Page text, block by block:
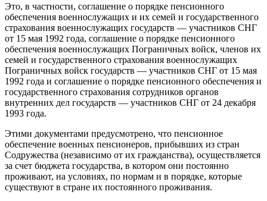
Это, в частности, соглашение о порядке пенсионного
обеспечения военнослужащих и их семей и государственного
страхования военнослужащих государств — участников СНГ
от 15 мая 1992 года, соглашение о порядке пенсионного
обеспечения военнослужащих Пограничных войск, членов их
семей и государственного страхования военнослужащих
Пограничных войск государств — участников СНГ от 15 мая
1992 года и соглашение о порядке пенсионного обеспечения и
государственного страхования сотрудников органов
внутренних дел государств — участников СНГ от 24 декабря
1993 года.
Этими документами предусмотрено, что пенсионное
обеспечение военных пенсионеров, прибывших из стран
Содружества (независимо от их гражданства), осуществляется
за счет бюджета государства, в котором они постоянно
проживают, на условиях, по нормам и в порядке, которые
существуют в стране их постоянного проживания.